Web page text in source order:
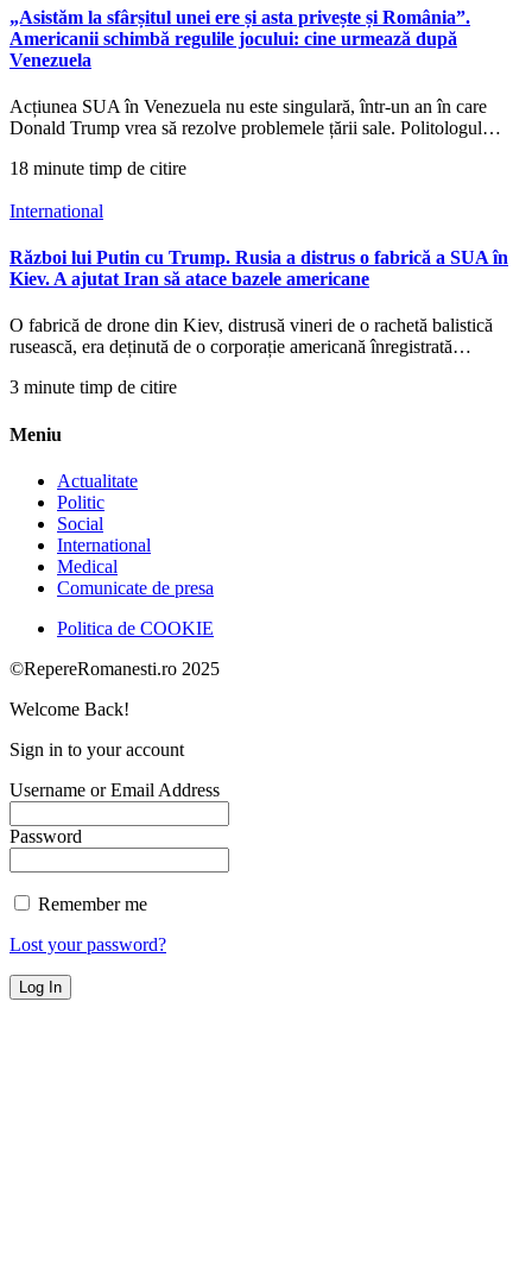
„Asistăm la sfârșitul unei ere și asta privește și România”.
Americanii schimbă regulile jocului: cine urmează după
Venezuela
Acțiunea SUA în Venezuela nu este singulară, într-un an în care
Donald Trump vrea să rezolve problemele țării sale. Politologul…
18 minute timp de citire
International
Război lui Putin cu Trump. Rusia a distrus o fabrică a SUA în
Kiev. A ajutat Iran să atace bazele americane
O fabrică de drone din Kiev, distrusă vineri de o rachetă balistică
rusească, era deținută de o corporație americană înregistrată…
3 minute timp de citire
Meniu
Actualitate
Politic
Social
International
Medical
Comunicate de presa
Politica de COOKIE
©RepereRomanesti.ro 2025
Welcome Back!
Sign in to your account
Username or Email Address
Password
Remember me
Lost your password?